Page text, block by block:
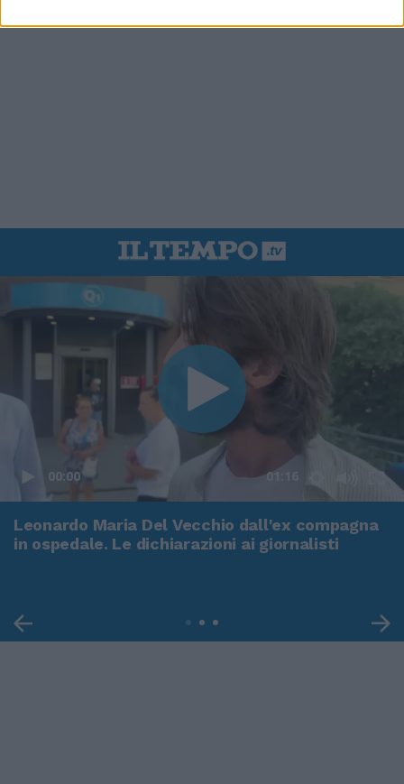
00:00 01:16
Leonardo Maria Del Vecchio dall'ex compagna
in ospedale. Le dichiarazioni ai giornalisti